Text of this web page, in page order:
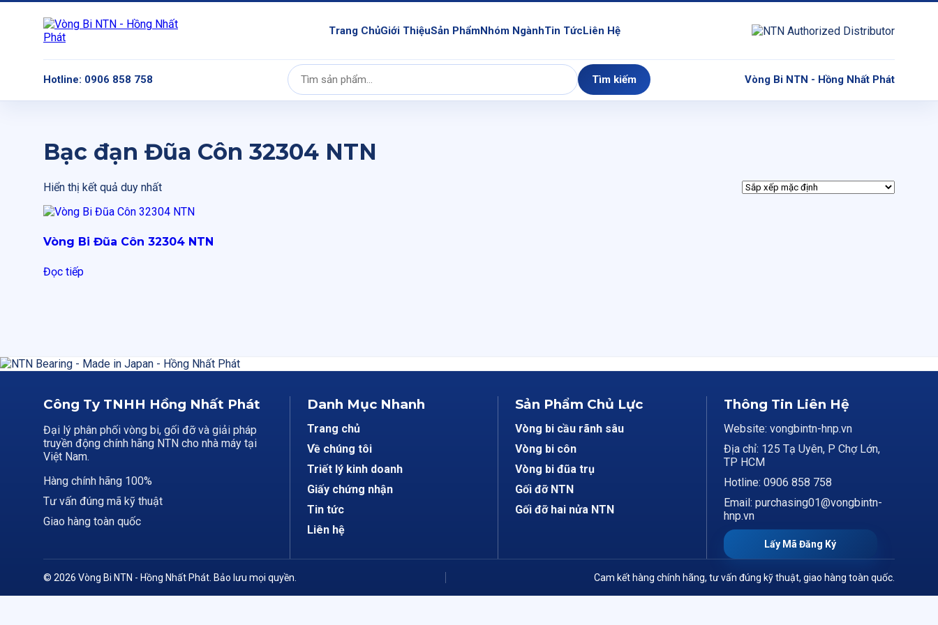
Trang ChủGiới ThiệuSản PhẩmNhóm NgànhTin TứcLiên Hệ
Hotline: 0906 858 758
Tìm
kiếm:
Tìm kiếm Vòng Bi NTN - Hồng Nhất Phát
Bạc đạn Đũa Côn 32304 NTN
Hiển thị kết quả duy nhất
Vòng Bi Đũa Côn 32304 NTN
Đọc tiếp
Công Ty TNHH Hồng Nhất Phát
Đại lý phân phối vòng bi, gối đỡ và giải pháp
truyền động chính hãng NTN cho nhà máy tại
Việt Nam.
Hàng chính hãng 100%
Tư vấn đúng mã kỹ thuật
Giao hàng toàn quốc
Danh Mục Nhanh
Trang chủ
Về chúng tôi
Triết lý kinh doanh
Giấy chứng nhận
Tin tức
Liên hệ
Sản Phẩm Chủ Lực
Vòng bi cầu rãnh sâu
Vòng bi côn
Vòng bi đũa trụ
Gối đỡ NTN
Gối đỡ hai nửa NTN
Thông Tin Liên Hệ
Website: vongbintn-hnp.vn
Địa chỉ: 125 Tạ Uyên, P Chợ Lớn,
TP HCM
Hotline: 0906 858 758
Email: purchasing01@vongbintn-
hnp.vn
Lấy Mã Đăng Ký
© 2026 Vòng Bi NTN - Hồng Nhất Phát. Bảo lưu mọi quyền. Cam kết hàng chính hãng, tư vấn đúng kỹ thuật, giao hàng toàn quốc.